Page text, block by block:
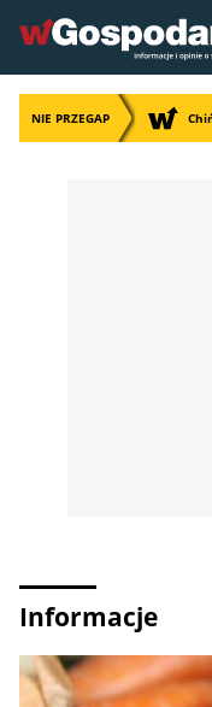
NIE PRZEGAP
Informacje